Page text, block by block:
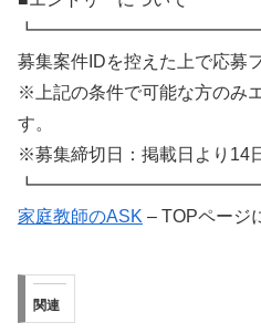
募集案件IDを控えた上で応募
※上記の条件で可能な方のみ
す。
※募集締切日：掲載日より14
家庭教師のASK – TOPページ
関連